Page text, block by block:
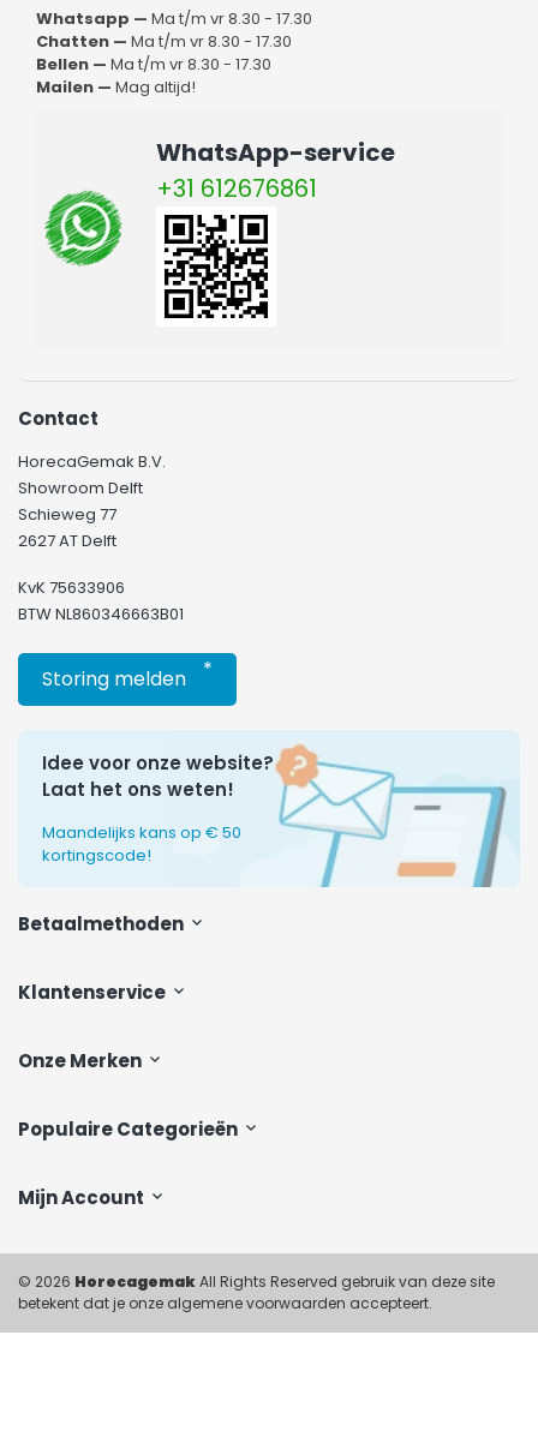
Whatsapp — Ma t/m vr 8.30 - 17.30
Chatten — Ma t/m vr 8.30 - 17.30
Bellen — Ma t/m vr 8.30 - 17.30
Mailen — Mag altijd!
WhatsApp-service
+31 612676861
Klantenservice
Onze Merken
Populaire Categorieën
Mijn Account
Contact
HorecaGemak B.V.
Showroom Delft
Schieweg 77
2627 AT Delft
KvK 75633906
BTW NL860346663B01
Storing melden *
Idee voor onze website?
Laat het ons weten!
Maandelijks kans op € 50
kortingscode!
Betaalmethoden
© 2026 HorecagemakAll Rights Reserved gebruik van deze site
betekent dat je onze algemene voorwaarden accepteert.